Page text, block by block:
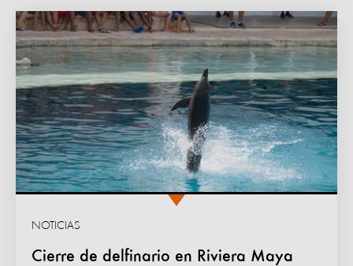
Cierre de delfinario en Riviera Maya
NOTICIAS